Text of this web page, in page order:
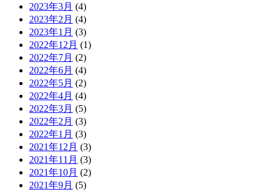
2023年3月 (4)
2023年2月 (4)
2023年1月 (3)
2022年12月 (1)
2022年7月 (2)
2022年6月 (4)
2022年5月 (2)
2022年4月 (4)
2022年3月 (5)
2022年2月 (3)
2022年1月 (3)
2021年12月 (3)
2021年11月 (3)
2021年10月 (2)
2021年9月 (5)